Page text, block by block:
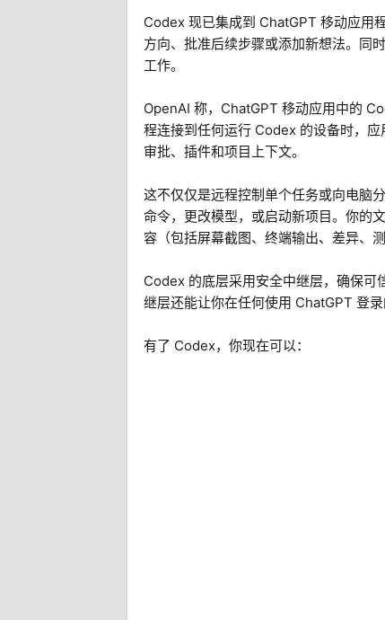
Codex 现已集成到 ChatGPT 移动应用
方向、批准后续步骤或添加新想法。同
工作。
OpenAI 称，ChatGPT 移动应用中的
程连接到任何运行 Codex 的设备时，应
审批、插件和项目上下文。
这不仅仅是远程控制单个任务或向电脑
命令，更改模型，或启动新项目。你的
容（包括屏幕截图、终端输出、差异、
Codex 的底层采用安全中继层，确保可
继层还能让你在任何使用 ChatGPT 登
有了 Codex，你现在可以：